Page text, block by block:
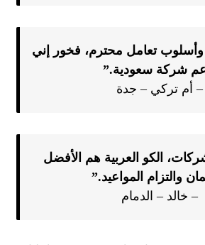
تعامل محترم، فخور إني
شركة سعودية.”
– أم تركي – جدة
الكو العربية هم الأفضل
والتزام المواعيد.”
– خالد – الدمام